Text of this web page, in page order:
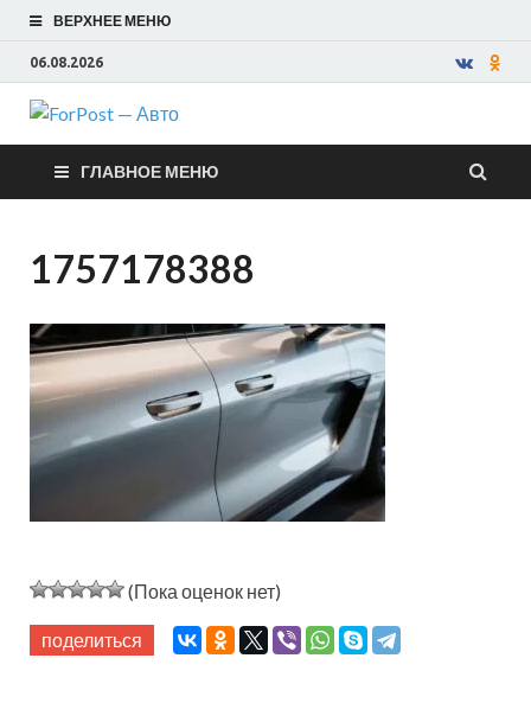
ВЕРХНЕЕ МЕНЮ
06.08.2026
ForPost —
Авто
ГЛАВНОЕ МЕНЮ
1757178388
(Пока оценок нет)
поделиться